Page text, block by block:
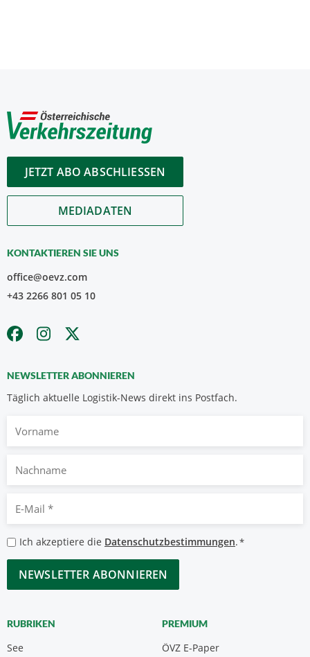
JETZT ABO ABSCHLIESSEN
MEDIADATEN
KONTAKTIEREN SIE UNS
office@oevz.com
+43 2266 801 05 10
NEWSLETTER ABONNIEREN
Täglich aktuelle Logistik-News direkt ins Postfach.
Nachname
Mail
*
Datenschutzbestimmungen
*
Ich akzeptiere die Datenschutzbestimmungen.*
CAPTCHA
RUBRIKEN
See
PREMIUM
ÖVZ E-Paper